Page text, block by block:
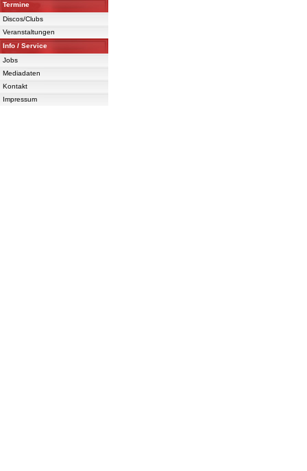
Termine
Discos/Clubs
Veranstaltungen
Info / Service
Jobs
Mediadaten
Kontakt
Impressum